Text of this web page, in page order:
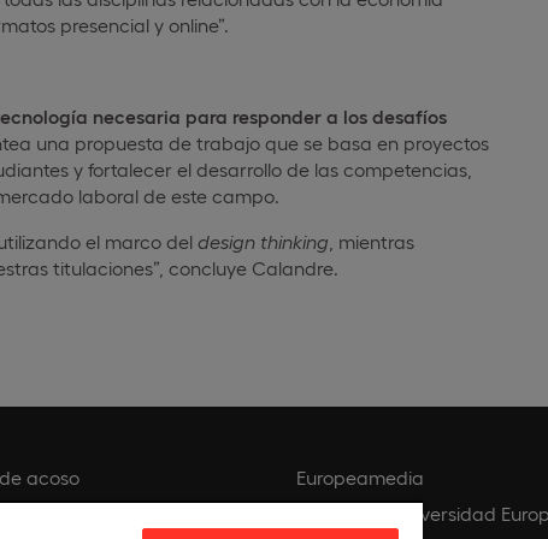
presencial y online”.
necesaria para responder a los desafíos
una propuesta de trabajo que se basa en proyectos
y fortalecer el desarrollo de las competencias,
laboral de este campo.
el marco del design thinking , mientras
titulaciones”, concluye Calandre.
acoso
Europeamedia
Fundación Universidad